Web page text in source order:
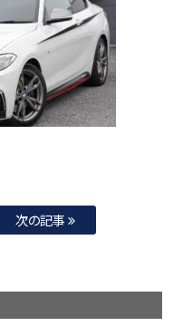
次の記事